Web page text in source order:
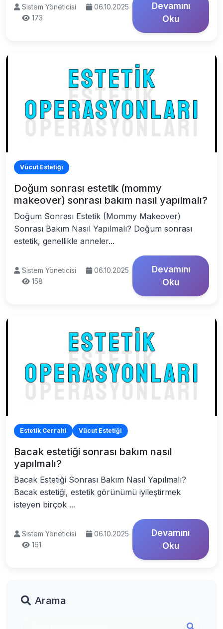
Sistem Yöneticisi
06.10.2025
173
Devamını
Oku
Vücut Estetiği
Doğum sonrası estetik (mommy
makeover) sonrası bakım nasıl yapılmalı?
Doğum Sonrası Estetik (Mommy Makeover)
Sonrası Bakım Nasıl Yapılmalı? Doğum sonrası
estetik, genellikle anneler...
Sistem Yöneticisi
06.10.2025
158
Devamını
Oku
Estetik Cerrahi Vücut Estetiği
Bacak estetiği sonrası bakım nasıl
yapılmalı?
Bacak Estetiği Sonrası Bakım Nasıl Yapılmalı?
Bacak estetiği, estetik görünümü iyileştirmek
isteyen birçok ...
Sistem Yöneticisi
06.10.2025
161
Devamını
Oku
Arama